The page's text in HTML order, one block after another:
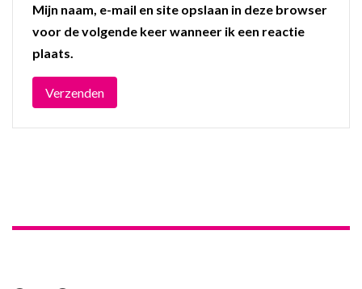
Mijn naam, e-mail en site opslaan in deze browser
voor de volgende keer wanneer ik een reactie
plaats.